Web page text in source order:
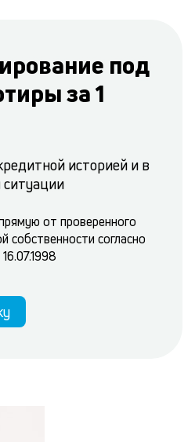
под
за 1
историей и в
от проверенного
собственности согласно